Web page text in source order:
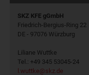
SKZ KFE gGmbH
Friedrich-Bergius-Ring 22
DE - 97076 Würzburg
Liliane Wuttke
Tel.: +49 345 53045-24
l.wuttke@skz.de